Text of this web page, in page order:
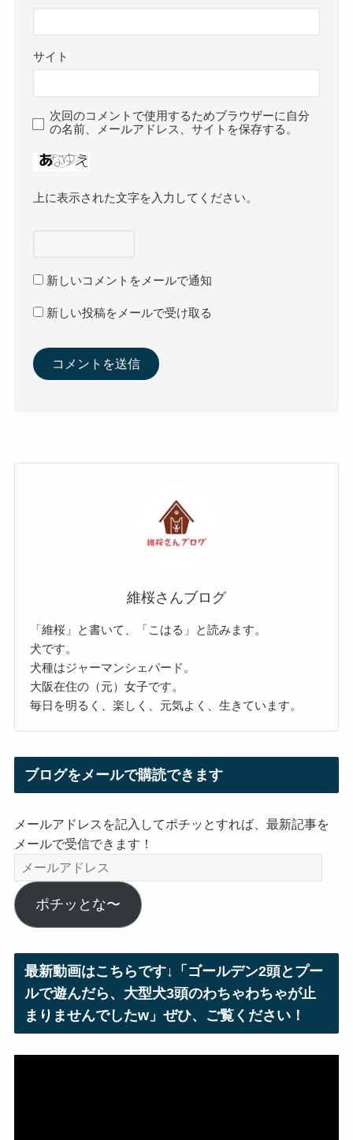
サイト
次回のコメントで使用するためブラウザーに自分
の名前、メールアドレス、サイトを保存する。
上に表示された文字を入力してください。
新しいコメントをメールで通知
新しい投稿をメールで受け取る
維桜さんブログ
「維桜」と書いて、「こはる」と読みます。
犬です。
犬種はジャーマンシェパード。
大阪在住の（元）女子です。
毎日を明るく、楽しく、元気よく、生きています。
ブログをメールで購読できます
メールアドレスを記入してポチッとすれば、最新記事を
メールで受信できます！
ー
ル
ア
ス
ポチッとな〜
最新動画はこちらです↓「ゴールデン2頭とプー
ルで遊んだら、大型犬3頭のわちゃわちゃが止
まりませんでしたw」ぜひ、ご覧ください！